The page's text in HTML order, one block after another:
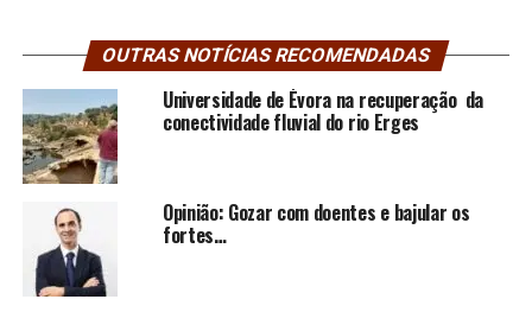
OUTRAS NOTÍCIAS RECOMENDADAS
Universidade de Évora na recuperação da
conectividade fluvial do rio Erges
Opinião: Gozar com doentes e bajular os
fortes…